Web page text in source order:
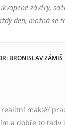
závěry,
den, možná se
BRONISLAV ZÁMIŠ
realitní makléř
a dobře to tady